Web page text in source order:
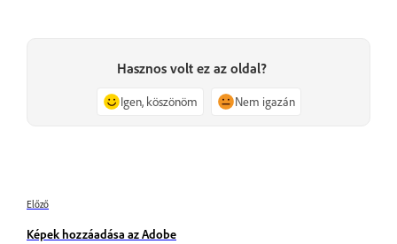
Hasznos volt ez az oldal?
Igen, köszönöm Nem igazán
Előző
Képek hozzáadása az Adobe